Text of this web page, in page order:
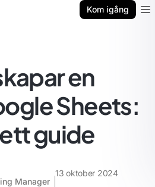
Kom igång
en
Sheets:
guide
Manager
13 oktober 2024